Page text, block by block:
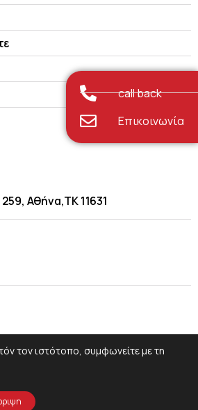
Αθήνα,ΤΚ 11631
call back
Επικοινωνία
τον ιστότοπο, συμφωνείτε με τη